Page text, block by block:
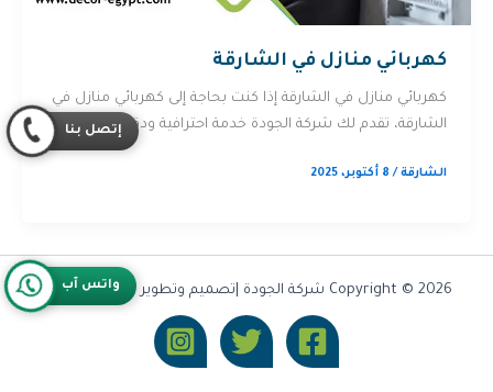
كهربائي منازل في الشارقة
كهربائي منازل في الشارقة إذا كنت بحاجة إلى كهربائي منازل في
الشارقة، تقدم لك شركة الجودة خدمة احترافية ودقيقة لتلبية […]
الشارقة/ 8 أكتوبر، 2025
Copyright © 2026 شركة الجودة |تصميم وتطوير شركة Olymoo
واتس آب
إتصل بنا